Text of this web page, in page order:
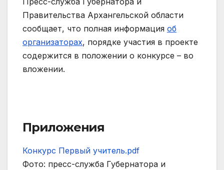
Правительства Архангельской области
сообщает, что полная информация об
организаторах, порядке участия в проекте
содержится в положении о конкурсе – во
вложении.
Приложения
Конкурс Первый учитель.pdf
Фото: пресс-служба Губернатора и